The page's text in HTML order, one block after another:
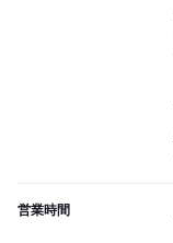
営業時間